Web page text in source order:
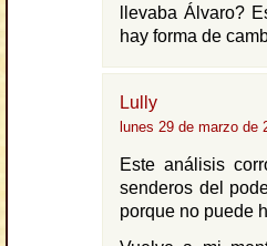
llevaba Álvaro?
hay forma de
Lully
lunes 29 de marzo de
Este análisis
senderos del
porque no puede